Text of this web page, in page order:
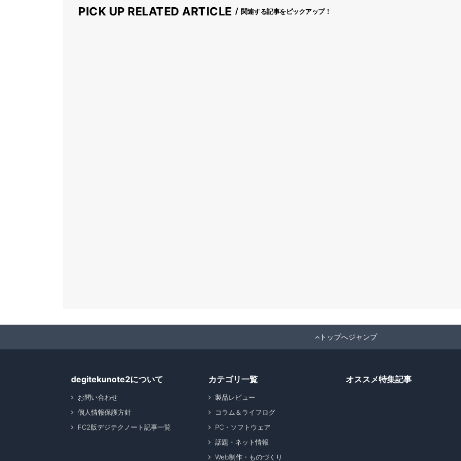
PICK UP RELATED ARTICLE 関連する記事をピックアップ！
トップへジャンプ
degitekunote2について
お問い合わせ
個人情報保護方針
FC2版デジテクノート記事一覧
カテゴリ一覧
製品レビュー
コラム＆ライフログ
PC・ソフトウェア
話題・ネット情報
Web制作・ものづくり
オススメ特集記事